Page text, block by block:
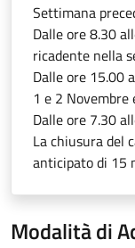
Settimana
Dalle ore 8.30
ricadente nella
Dalle ore 15.00
1 e 2 Novembre
Dalle ore 7.30
La chiusura del
anticipato di 15
Modalità di